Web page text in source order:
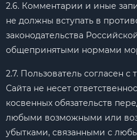
2.6. Комментарии и иные
не должны вступать в
законодательства
общепринятыми нормами
2.7. Пользователь согласен
Сайта не несет
косвенных обязательств
любыми возможными или
убытками, связанными с